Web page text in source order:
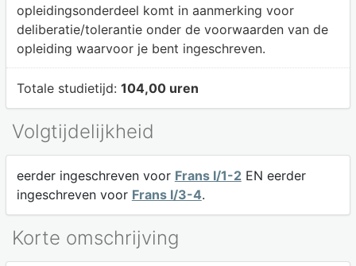
opleidingsonderdeel komt in aanmerking voor
deliberatie/tolerantie onder de voorwaarden van de
opleiding waarvoor je bent ingeschreven.
Totale studietijd: 104,00 uren
Volgtijdelijkheid
eerder ingeschreven voor Frans I/1-2EN eerder
ingeschreven voor Frans I/3-4.
Korte omschrijving